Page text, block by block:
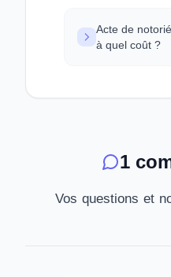
Acte de
à quel coût ?
1
Vos questions et